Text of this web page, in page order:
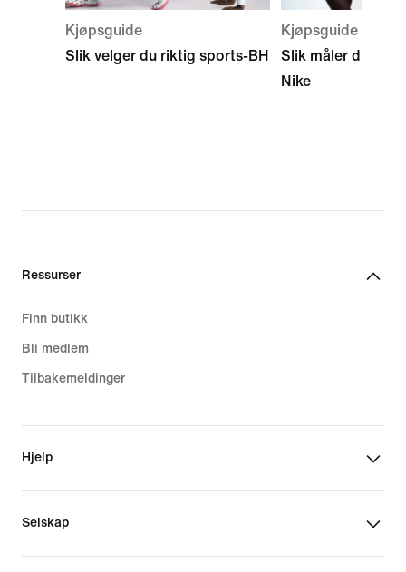
Kjøpsguide
Slik velger du riktig sports-BH
Kjøpsguide
Slik måler du
Nike
Ressurser
Finn butikk
Bli medlem
Tilbakemeldinger
Hjelp
Selskap